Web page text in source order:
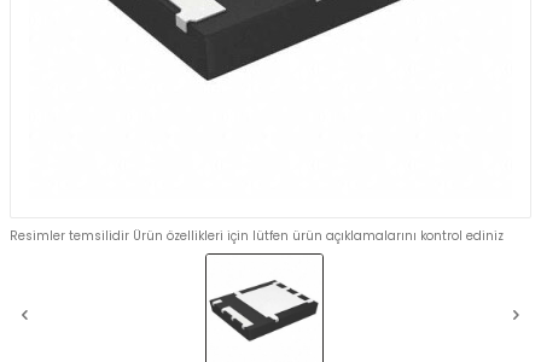
Resimler temsilidir Ürün özellikleri için lütfen ürün açıklamalarını kontrol ediniz